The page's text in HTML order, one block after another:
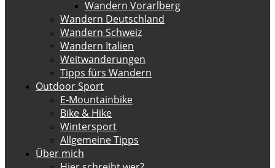
Wandern Vorarlberg
Wandern Deutschland
Wandern Schweiz
Wandern Italien
Weitwanderungen
Tipps fürs Wandern
Outdoor Sport
E-Mountainbike
Bike & Hike
Wintersport
Allgemeine Tipps
Über mich